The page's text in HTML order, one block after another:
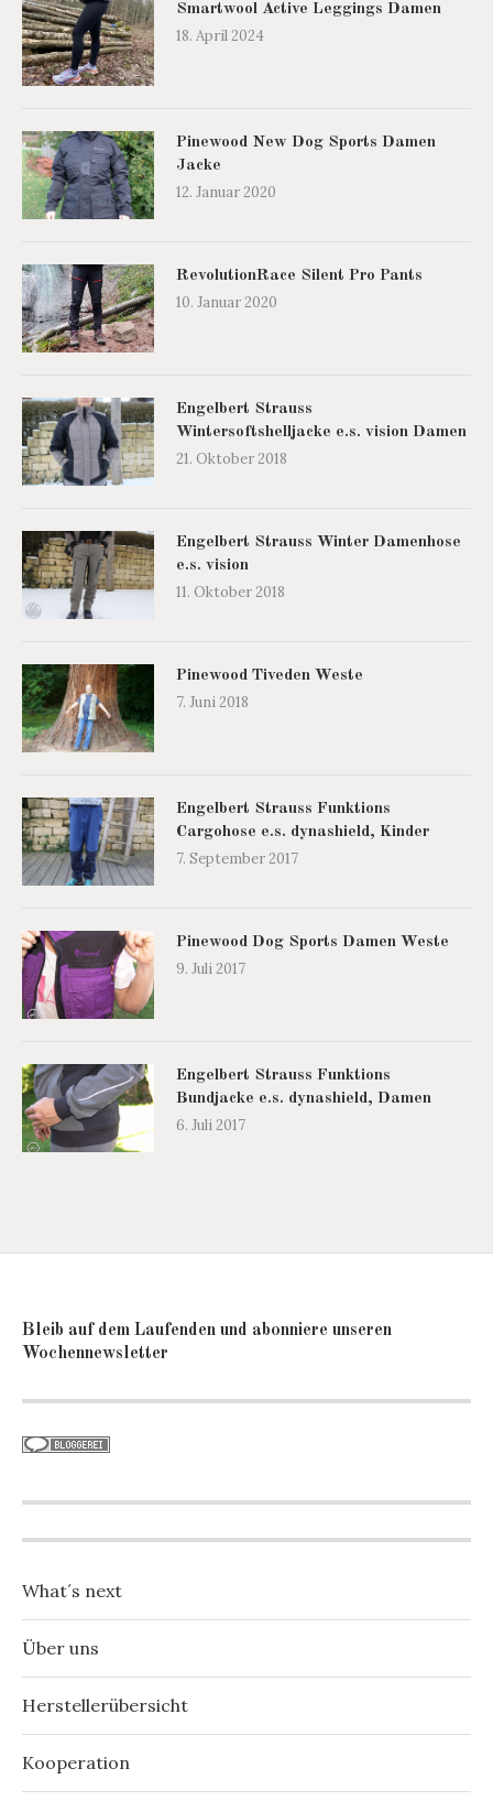
Smartwool Active Leggings Damen
18. April 2024
Pinewood New Dog Sports Damen
Jacke
12. Januar 2020
RevolutionRace Silent Pro Pants
10. Januar 2020
Engelbert Strauss
Wintersoftshelljacke e.s. vision Damen
21. Oktober 2018
Engelbert Strauss Winter Damenhose
e.s. vision
11. Oktober 2018
Pinewood Tiveden Weste
7. Juni 2018
Engelbert Strauss Funktions
Cargohose e.s. dynashield, Kinder
7. September 2017
Pinewood Dog Sports Damen Weste
9. Juli 2017
Engelbert Strauss Funktions
Bundjacke e.s. dynashield, Damen
6. Juli 2017
Bleib auf dem Laufenden und abonniere unseren
Wochennewsletter
What´s next
Über uns
Herstellerübersicht
Kooperation